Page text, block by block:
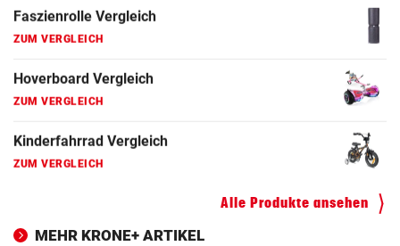
Faszienrolle Vergleich
ZUM VERGLEICH
Hoverboard Vergleich
ZUM VERGLEICH
Kinderfahrrad Vergleich
ZUM VERGLEICH
Alle Produkte ansehen
MEHR KRONE+ ARTIKEL